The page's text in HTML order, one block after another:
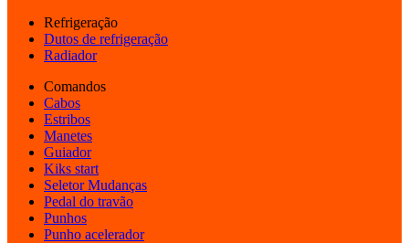
Refrigeração
Dutos de refrigeração
Radiador
Comandos
Cabos
Estribos
Manetes
Guiador
Kiks start
Seletor Mudanças
Pedal do travão
Punhos
Punho acelerador